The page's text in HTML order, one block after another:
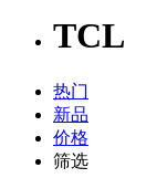
TCL
热门
新品
价格
筛选